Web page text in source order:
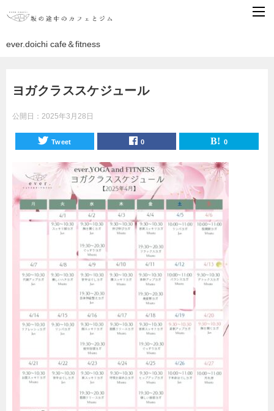
ever.doichi cafe＆fitness
ヨガクラススケジュール
公開日： 2025年3月28日
Tweet 0 0